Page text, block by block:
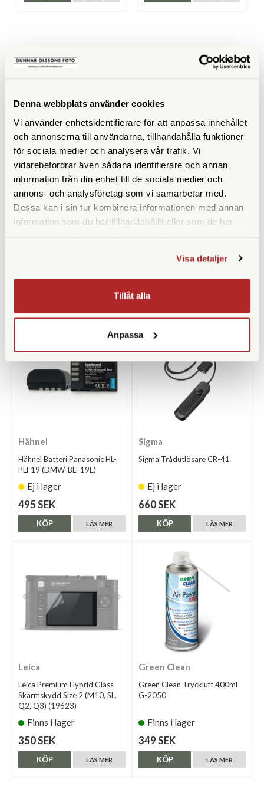
Denna webbplats använder cookies
Vi använder enhetsidentifierare för att anpassa innehållet
och annonserna till användarna, tillhandahålla funktioner
för sociala medier och analysera vår trafik. Vi
vidarebefordrar även sådana identifierare och annan
information från din enhet till de sociala medier och
annons- och analysföretag som vi samarbetar med.
Dessa kan i sin tur kombinera informationen med annan
information som du har tillhandahållit eller som de har
Visa detaljer
Tillåt alla
Anpassa
ANDRA KÖPTE ÄVEN
Panasonic
990 SEK
Leica
Finns i lager
995 SEK
Hähnel
Hähnel Batteri Panasonic HL-
PLF19 (DMW-BLF19E)
Ej i lager
495 SEK
LÄS MER
KÖP
Sigma
Sigma Trådutlösare CR-41
Ej i lager
660 SEK
LÄS MER
KÖP
Leica
Leica Premium Hybrid Glass
Skärmskydd Size 2 (M10, SL,
Q2, Q3) (19623)
Finns i lager
350 SEK
LÄS MER
KÖP
Green Clean
Green Clean Tryckluft 400ml
G-2050
Finns i lager
349 SEK
LÄS MER
KÖP